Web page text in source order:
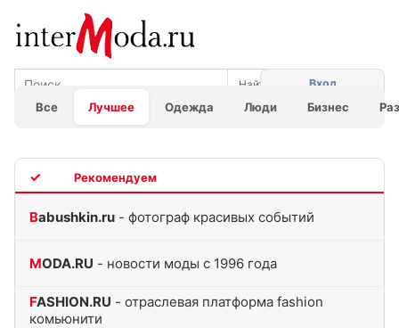
Все Лучшее Одежда Люди Бизнес
Вход
Babushkin.ru - фотограф красивых событий
MODA.RU - новости моды с 1996 года
FASHION.RU - отраслевая платформа fashion
комьюнити